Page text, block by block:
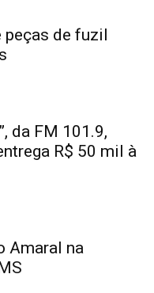
peças de fuzil
da FM 101.9,
R$ 50 mil à
Amaral na